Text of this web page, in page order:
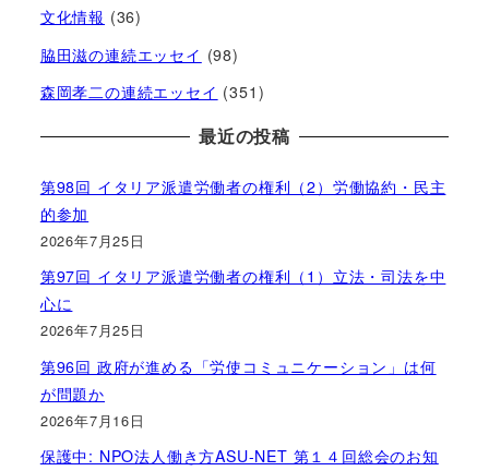
文化情報 (36)
脇田滋の連続エッセイ (98)
森岡孝二の連続エッセイ (351)
最近の投稿
第98回 イタリア派遣労働者の権利（2）労働協約・民主
的参加
2026年7月25日
第97回 イタリア派遣労働者の権利（1）立法・司法を中
心に
2026年7月25日
第96回 政府が進める「労使コミュニケーション」は何
が問題か
2026年7月16日
保護中: NPO法人働き方ASU-NET 第１４回総会のお知